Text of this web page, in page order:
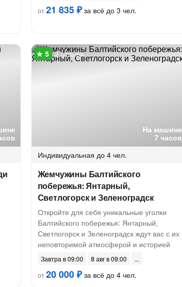
от21 835 ₽за всё до 3 чел.
На машине
7 часов
2 отзыва
Индивидуальная до 4 чел.
Жемчужины Балтийского
побережья: Янтарный,
Светлогорск и Зеленоградск
Откройте для себя уникальные уголки
Балтийского побережья: Янтарный,
Светлогорск и Зеленоградск ждут вас с их
неповторимой атмосферой и историей
Завтра в 09:00
8 авг в 09:00
от20 000 ₽за всё до 4 чел.